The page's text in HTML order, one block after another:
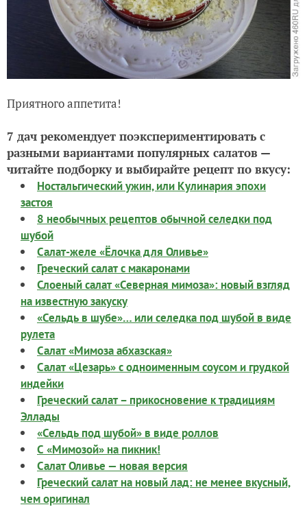
Приятного аппетита!
7 дач рекомендует поэкспериментировать с
разными вариантами популярных салатов —
читайте подборку и выбирайте рецепт по вкусу:
Ностальгический ужин, или Кулинария эпохи
застоя
8 необычных рецептов обычной селедки под
шубой
Салат-желе «Ёлочка для Оливье»
Греческий салат с макаронами
Слоеный салат «Северная мимоза»: новый взгляд
на известную закуску
«Сельдь в шубе»… или селедка под шубой в виде
рулета
Салат «Мимоза абхазская»
Салат «Цезарь» с одноименным соусом и грудкой
индейки
Греческий салат – прикосновение к традициям
Эллады
«Сельдь под шубой» в виде роллов
С «Мимозой» на пикник!
Салат Оливье — новая версия
Греческий салат на новый лад: не менее вкусный,
чем оригинал